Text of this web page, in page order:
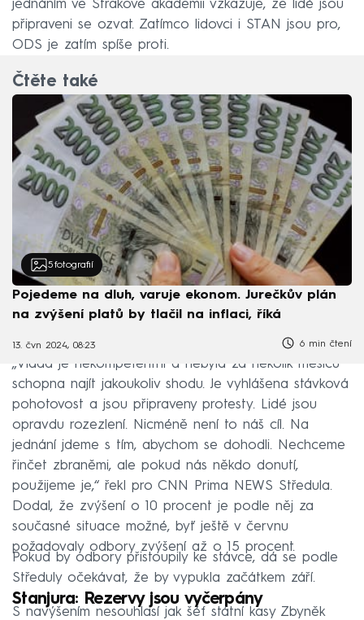
jednáním ve Strakově akademii vzkazuje, že lidé jsou
připraveni se ozvat. Zatímco lidovci i STAN jsou pro,
ODS je zatím spíše proti.
Čtěte také
5 fotografií
Pojedeme na dluh, varuje ekonom. Jurečkův plán
na zvýšení platů by tlačil na inflaci, říká
13. čvn 2024, 08:23 6 min čtení
„Vláda je nekompetentní a nebyla za několik měsíců
schopna najít jakoukoliv shodu. Je vyhlášena stávková
pohotovost a jsou připraveny protesty. Lidé jsou
opravdu rozezlení. Nicméně není to náš cíl. Na
jednání jdeme s tím, abychom se dohodli. Nechceme
řinčet zbraněmi, ale pokud nás někdo donutí,
použijeme je,“ řekl pro CNN Prima NEWS Středula.
Dodal, že zvýšení o 10 procent je podle něj za
současné situace možné, byť ještě v červnu
požadovaly odbory zvýšení až o 15 procent.
Pokud by odbory přistoupily ke stávce, dá se podle
Středuly očekávat, že by vypukla začátkem září.
Stanjura: Rezervy jsou vyčerpány
S navýšením nesouhlasí jak šéf státní kasy Zbyněk